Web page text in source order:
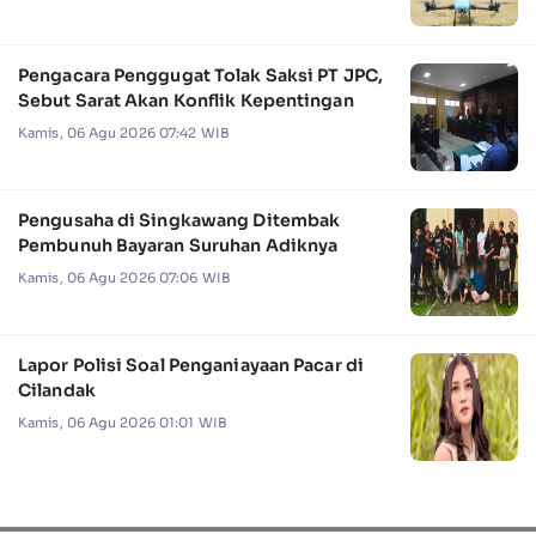
Pengacara Penggugat Tolak Saksi PT JPC,
Sebut Sarat Akan Konflik Kepentingan
Kamis, 06 Agu 2026 07:42 WIB
Pengusaha di Singkawang Ditembak
Pembunuh Bayaran Suruhan Adiknya
Kamis, 06 Agu 2026 07:06 WIB
Lapor Polisi Soal Penganiayaan Pacar di
Cilandak
Kamis, 06 Agu 2026 01:01 WIB